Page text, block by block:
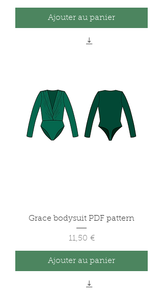
Ajouter au panier
Grace bodysuit PDF pattern
Prix
11,50 €
Ajouter au panier